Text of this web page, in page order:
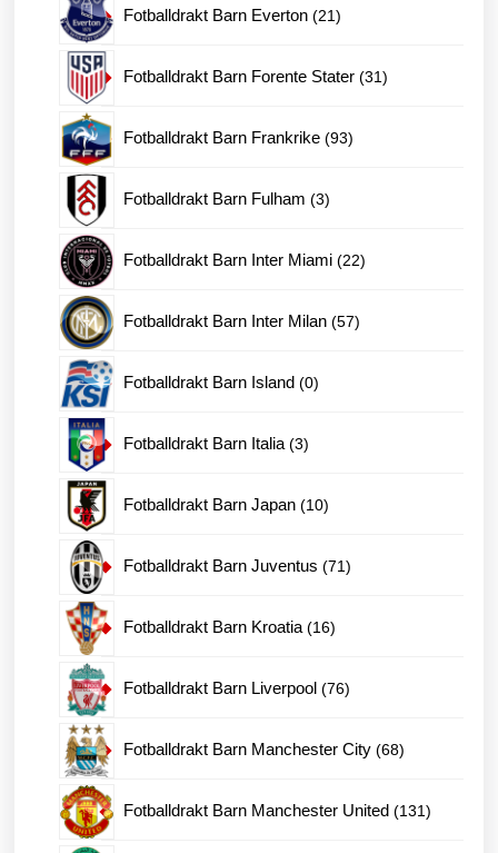
Fotballdrakt Barn Everton 2121
Fotballdrakt Barn Forente Stater 3131
Fotballdrakt Barn Frankrike 9393
Fotballdrakt Barn Fulham 33
Fotballdrakt Barn Inter Miami 2222
Fotballdrakt Barn Inter Milan 5757
Fotballdrakt Barn Island 00
Fotballdrakt Barn Italia 33
Fotballdrakt Barn Japan 1010
Fotballdrakt Barn Juventus 7171
Fotballdrakt Barn Kroatia 1616
Fotballdrakt Barn Liverpool 7676
Fotballdrakt Barn Manchester City 6868
Fotballdrakt Barn Manchester United 131131